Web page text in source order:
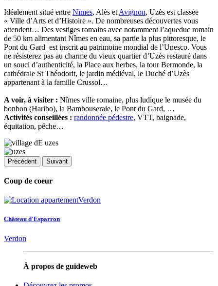
Idéalement situé entre Nîmes, Alès et Avignon, Uzès est classée
« Ville d’Arts et d’Histoire ». De nombreuses découvertes vous
attendent… Des vestiges romains avec notamment l’aqueduc romain
de 50 km alimentant Nîmes en eau, sa partie la plus pittoresque, le
Pont du Gard est inscrit au patrimoine mondial de l’Unesco. Vous
ne résisterez pas au charme du vieux quartier d’Uzès restauré dans
un souci d’authenticité, la Place aux herbes, la tour Bermonde, la
cathédrale St Théodorit, le jardin médiéval, le Duché d’Uzès
appartenant à la famille Crussol…
A voir, à visiter : Nîmes ville romaine, plus ludique le musée du
bonbon (Haribo), la Bambouseraie, le Pont du Gard, …
Activités conseillées : randonnée pédestre, VTT, baignade,
équitation, pêche…
Précédent Suivant
Coup de coeur
Château d'Esparron
Verdon
À propos de guideweb